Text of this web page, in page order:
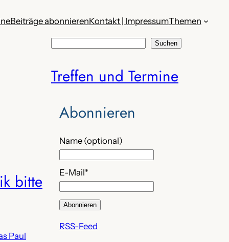
Beiträge abonnierenKontakt | ImpressumThemen
bitte
Paul
c
h
Suchen
Treffen und Termine
Abonnieren
Name (optional)
E-Mail*
RSS-Feed